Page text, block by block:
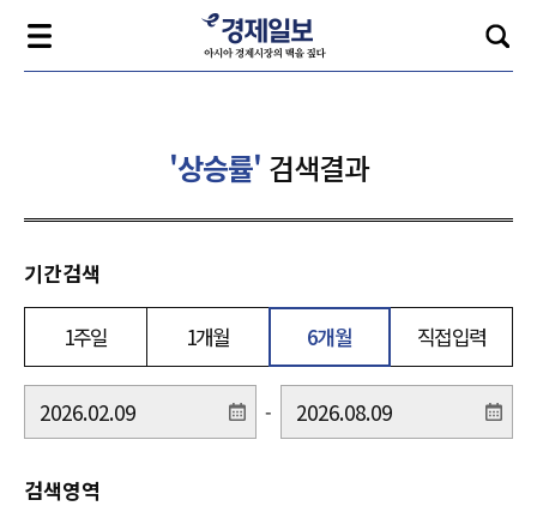
'상승률' 검색결과
기간검색
1주일 1개월 6개월 직접입력
-
검색영역